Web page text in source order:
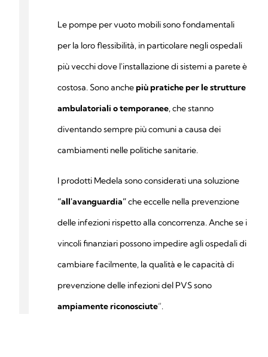
Le pompe per vuoto mobili sono fondamentali
per la loro flessibilità, in particolare negli ospedali
più vecchi dove l'installazione di sistemi a parete è
costosa. Sono anchepiù pratiche per le strutture
ambulatoriali o temporanee, che stanno
diventando sempre più comuni a causa dei
cambiamenti nelle politiche sanitarie.
I prodotti Medela sono considerati una soluzione
“all'avanguardia”che eccelle nella prevenzione
delle infezioni rispetto alla concorrenza. Anche se i
vincoli finanziari possono impedire agli ospedali di
cambiare facilmente, la qualità e le capacità di
prevenzione delle infezioni del PVS sono
ampiamente riconosciute”.